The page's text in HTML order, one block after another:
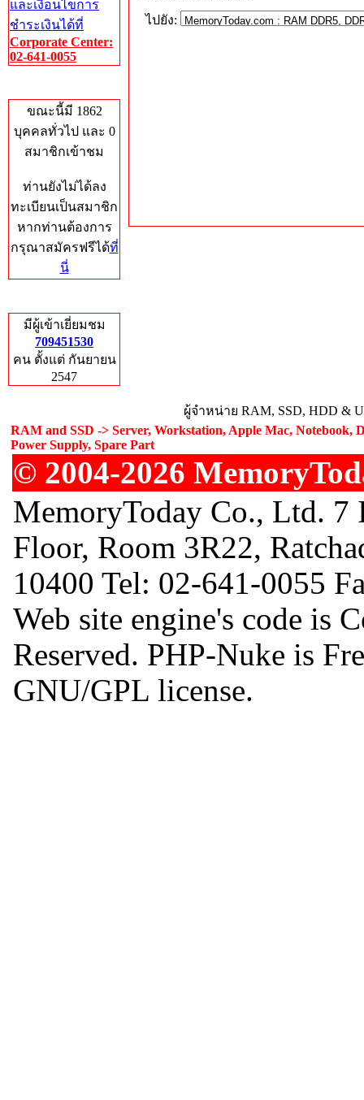
และเงื่อนไขการ
ชำระเงินได้ที่
Corporate Center:
02-641-0055
ขณะนี้มี 1862
บุคคลทั่วไป และ 0
สมาชิกเข้าชม
ท่านยังไม่ได้ลง
ทะเบียนเป็นสมาชิก
หากท่านต้องการ
กรุณาสมัครฟรีได้ที่
นี่
มีผู้เข้าเยี่ยมชม
709451530
คน ตั้งแต่ กันยายน
2547
ไปยัง:
ผู้จำหน่าย RAM, SSD, HDD &
RAM and SSD -> Server, Workstation, Apple Mac, Notebook,
Power Supply, Spare Part
© 2004-2026
MemoryToday Co., Ltd.
Floor, Room 3R22,
10400 Tel: 02-641-0055
Web site engine's code is
Reserved. PHP-Nuke is
GNU/GPL license.